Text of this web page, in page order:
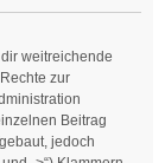
weitreichende
zur
Beitrag
jedoch